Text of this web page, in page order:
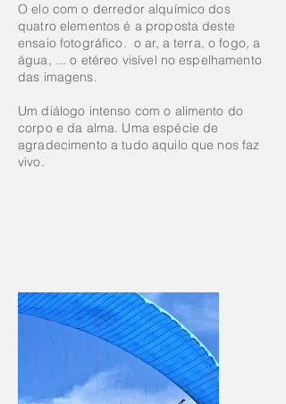
O elo com o derredor alquímico dos
quatro elementos é a proposta deste
ensaio fotográfico. o ar, a terra, o fogo, a
água, ... o etéreo visível no espelhamento
das imagens.
Um diálogo intenso com o alimento do
corpo e da alma. Uma espécie de
agradecimento a tudo aquilo que nos faz
vivo.